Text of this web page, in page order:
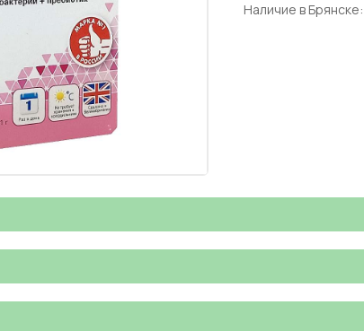
Наличие в Брянске: